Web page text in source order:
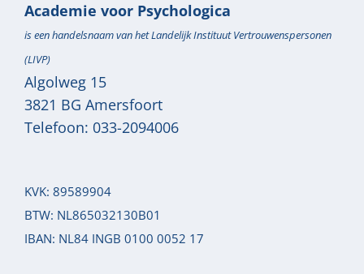
Academie voor Psychologica
is een handelsnaam van het Landelijk Instituut Vertrouwenspersonen
(LIVP)
Algolweg 15
3821 BG Amersfoort
Telefoon: 033-2094006
KVK: 89589904
BTW: NL865032130B01
IBAN: NL84 INGB 0100 0052 17